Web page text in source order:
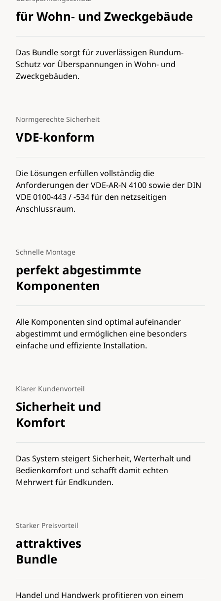
für Wohn- und Zweckgebäude
Das Bundle sorgt für zuverlässigen Rundum-
Schutz vor Überspannungen in Wohn- und
Zweckgebäuden.
Normgerechte Sicherheit
VDE-konform
Die Lösungen erfüllen vollständig die
Anforderungen der VDE-AR-N 4100 sowie der DIN
VDE 0100-443 / -534 für den netzseitigen
Anschlussraum.
Schnelle Montage
perfekt abgestimmte
Komponenten
Alle Komponenten sind optimal aufeinander
abgestimmt und ermöglichen eine besonders
einfache und effiziente Installation.
Klarer Kundenvorteil
Sicherheit und
Komfort
Das System steigert Sicherheit, Werterhalt und
Bedienkomfort und schafft damit echten
Mehrwert für Endkunden.
Starker Preisvorteil
attraktives
Bundle
Handel und Handwerk profitieren von einem